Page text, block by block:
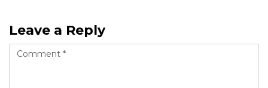
Leave a Reply